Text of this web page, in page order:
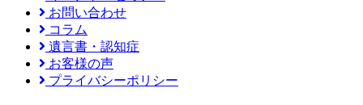
お問い合わせ
コラム
遺言書・認知症
お客様の声
プライバシーポリシー